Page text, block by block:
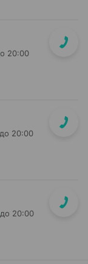
20:00
до 20:00
до 20:00